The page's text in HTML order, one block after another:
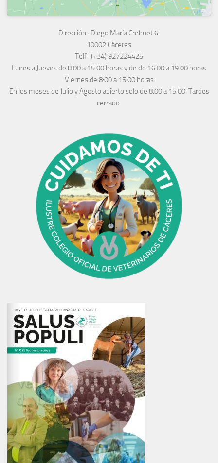
Dirección : Diego María Crehuet 6.
10002 Cáceres
Telf : (+34) 927224425
Lunes a Jueves de 8:00 a 15:00 horas y de de 16:00 a 19:00 horas
Viernes de 8:00 a 15:00 horas
En los meses de Julio y Agosto abierto solo de 8:00 a 15:00. Tardes
cerrado.